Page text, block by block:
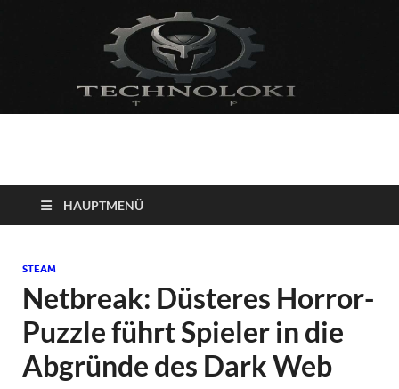
Technoloki: Gaming
und Entertainment
News
Blockbuster, Indie-Perlen und Retro-Klassiker.
HAUPTMENÜ
STEAM
Netbreak: Düsteres Horror-
Puzzle führt Spieler in die
Abgründe des Dark Web